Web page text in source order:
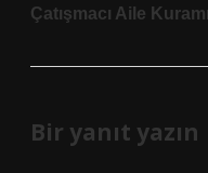
Çatışmacı Aile
Bir yanıt yazın